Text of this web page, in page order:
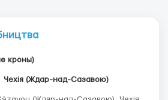
кроны)
Чехія (Ждар-над-Сазавою)